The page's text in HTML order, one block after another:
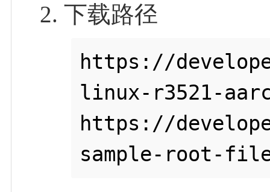
下载路径
https://
linux-r3521-
https://
sample-root-